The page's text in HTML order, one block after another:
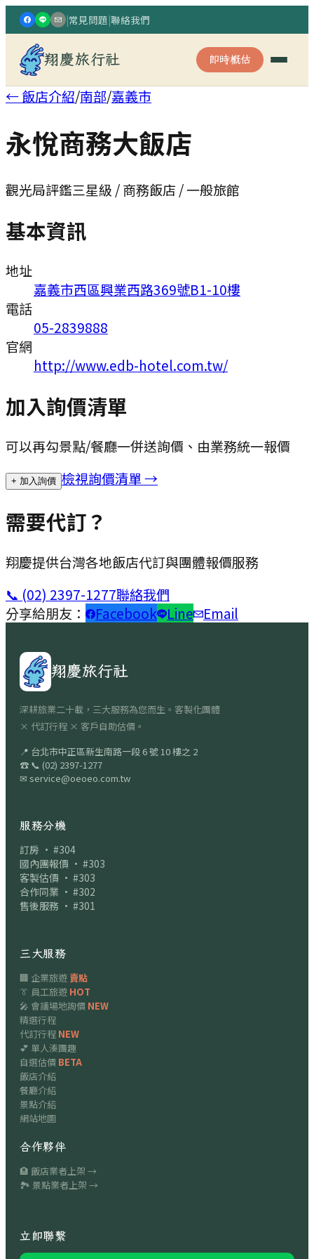
|常見問題|聯絡我們
翔慶旅行社 即時概估
← 飯店介紹/南部/嘉義市
永悅商務大飯店
觀光局評鑑三星級 / 商務飯店 / 一般旅館
基本資訊
地址
嘉義市西區興業西路369號B1-10樓
電話
05-2839888
官網
http://www.edb-hotel.com.tw/
加入詢價清單
可以再勾景點/餐廳一併送詢價、由業務統一報價
+ 加入詢價 檢視詢價清單 →
需要代訂？
翔慶提供台灣各地飯店代訂與團體報價服務
📞 (02) 2397-1277聯絡我們
分享給朋友：
Facebook Line Email
翔慶旅行社
深耕旅業二十載，三大服務為您而生。客製化團體
× 代訂行程 × 客戶自助估價。
📍 台北市中正區新生南路一段 6 號 10 樓之 2
☎ 📞 (02) 2397-1277
✉ service@oeoeo.com.tw
服務分機
訂房 · #304
國內團報價 · #303
客製估價 · #303
合作同業 · #302
售後服務 · #301
三大服務
🏢 企業旅遊賣點
👔 員工旅遊 HOT
🎤 會議場地詢價 NEW
精選行程
代訂行程 NEW
💕 單人湊團趣
自選估價 BETA
飯店介紹
餐廳介紹
景點介紹
網站地圖
合作夥伴
🏨 飯店業者上架 →
🏞 景點業者上架 →
立即聯繫